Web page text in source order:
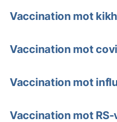
Vaccination mot
Vaccination mot
Vaccination mot
Vaccination mot